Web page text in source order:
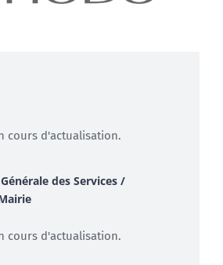
cours d'actualisation.
des Services /
cours d'actualisation.